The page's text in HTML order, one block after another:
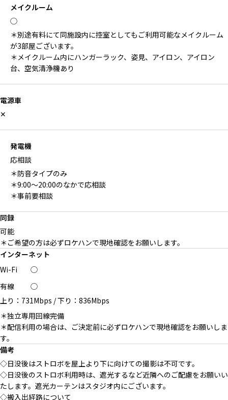
メイクルーム
◯
＊別途有料にて同施設内に控室としてもご利用可能なメイクルーム
が3部屋ございます。
＊メイクルーム内にハンガーラック、姿見、アイロン、アイロン
台、空気清浄機あり
電源車
✕
発電機
応相談
＊防音タイプのみ
＊9:00〜20:00のなかで応相談
＊事前要相談
同録
可能
＊ご希望の方は必ずロケハンで現地確認をお願いします。
インターネット
Wi-Fi
◯
有線
◯
上り：731Mbps /下り：836Mbps
＊独立専用回線完備
＊配信利用の場合は、ご決定前に必ずロケハンで現地確認をお願いしま
す。
備考
◇日没後はストロボを屋上より下に向けての撮影は不可です。
◇日没後のストロボ利用時は、遮光するなど近隣へのご配慮をお願いい
たします。遮光カーテンはスタジオ内にございます。
◇搬入出経路について